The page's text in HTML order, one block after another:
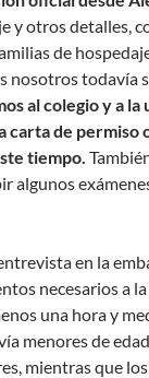
y otros detalles,
de
nosotros todavía
al colegio y a la
carta de permiso
tiempo.
algunos
en la
necesarios a
una hora y
menores de
mientras que